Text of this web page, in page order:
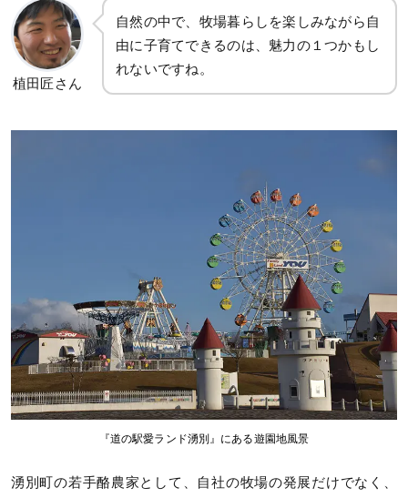
植田匠さん
自然の中で、牧場暮らしを楽しみながら自
由に子育てできるのは、魅力の１つかもし
れないですね。
『道の駅愛ランド湧別』にある遊園地風景
湧別町の若手酪農家として、自社の牧場の発展だけでなく、